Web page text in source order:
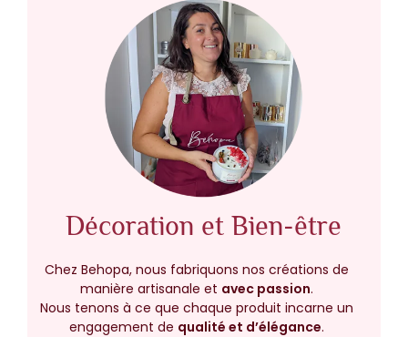
Décoration et Bien-être
Chez Behopa, nous fabriquons nos créations de
manière artisanale et avec passion.
Nous tenons à ce que chaque produit incarne un
engagement de qualité et d’élégance.